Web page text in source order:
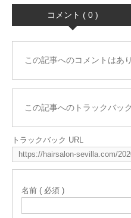
コメント ( 0 )
この記事へのコメントはあ
この記事へのトラックバッ
トラックバック URL
名前 ( 必須 )